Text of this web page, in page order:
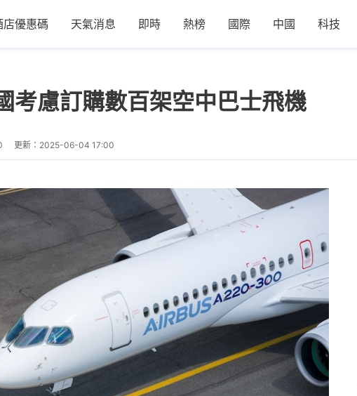
店優惠碼 天氣消息 即時 熱榜 國際 中國 科技
考慮訂購數百架空中巴士飛機
更新： 2025-06-04 17:00